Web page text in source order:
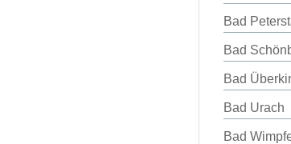
Bad
Bad
Bad
Bad Urach
Bad